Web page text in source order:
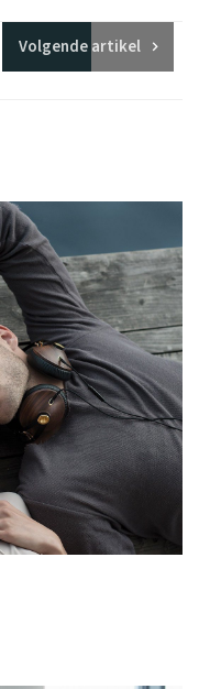
Volgendeartikel